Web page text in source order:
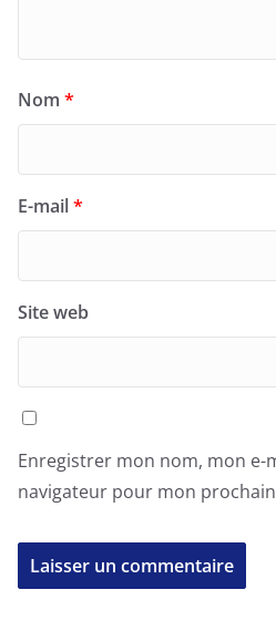
Nom *
E-mail*
Site web
Enregistrer mon nom, mon e-
navigateur pour mon